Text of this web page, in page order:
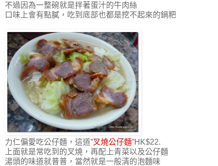
不過因為一整碗就是拌著蛋汁的牛肉絲
口味上會有點膩，吃到底部也都是挖不起來的鍋粑
力仁偏愛吃公仔麵，這道”叉燒公仔麵”HK$22.
上面就是常吃到的叉燒，再配上青菜以及公仔麵
湯頭的味道就普普，當然就是一般清的泡麵味